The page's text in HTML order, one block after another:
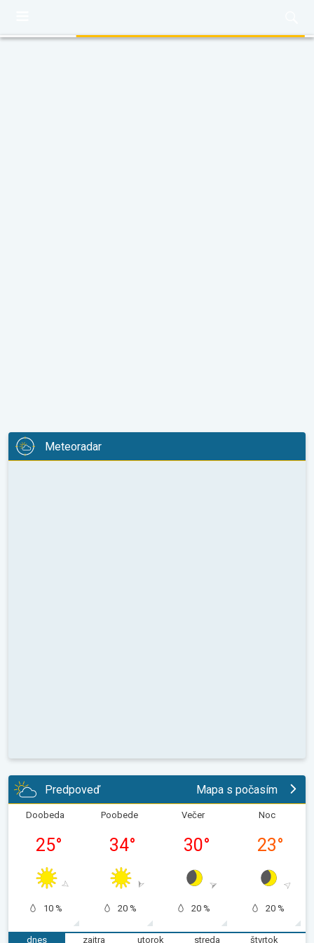
Meteoradar
Predpoveď Mapa s počasím
Doobeda
25°
10 %
Poobede
34°
20 %
Večer
30°
20 %
Noc
23°
20 %
dnes
zajtra
utorok
streda
štvrtok